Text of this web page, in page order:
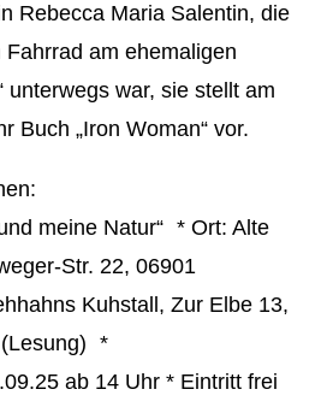
Rebecca Maria Salentin, die
am ehemaligen
unterwegs war, sie stellt am
Buch „Iron Woman“ vor.
meine Natur“ * Ort: Alte
Str. 22, 06901
Kuhstall, Zur Elbe 13,
(Lesung) *
ab 14 Uhr * Eintritt frei